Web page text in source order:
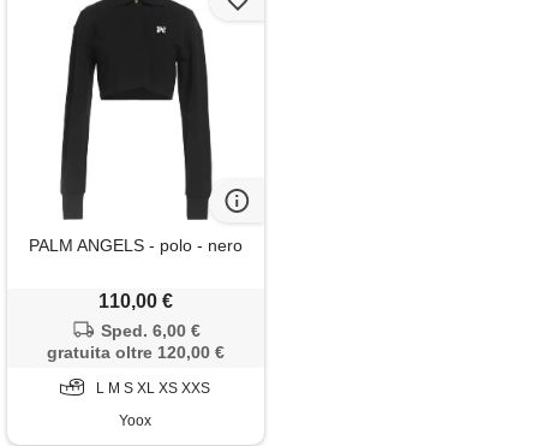
PALM ANGELS - polo - nero
110,00 €
Sped. 6,00 €
gratuita oltre 120,00 €
L M S XL XS XXS
Yoox